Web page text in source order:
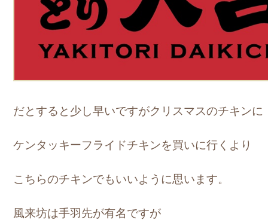
だとすると少し早いですがクリスマスのチキンに
ケンタッキーフライドチキンを買いに行くより
こちらのチキンでもいいように思います。
風来坊は手羽先が有名ですが